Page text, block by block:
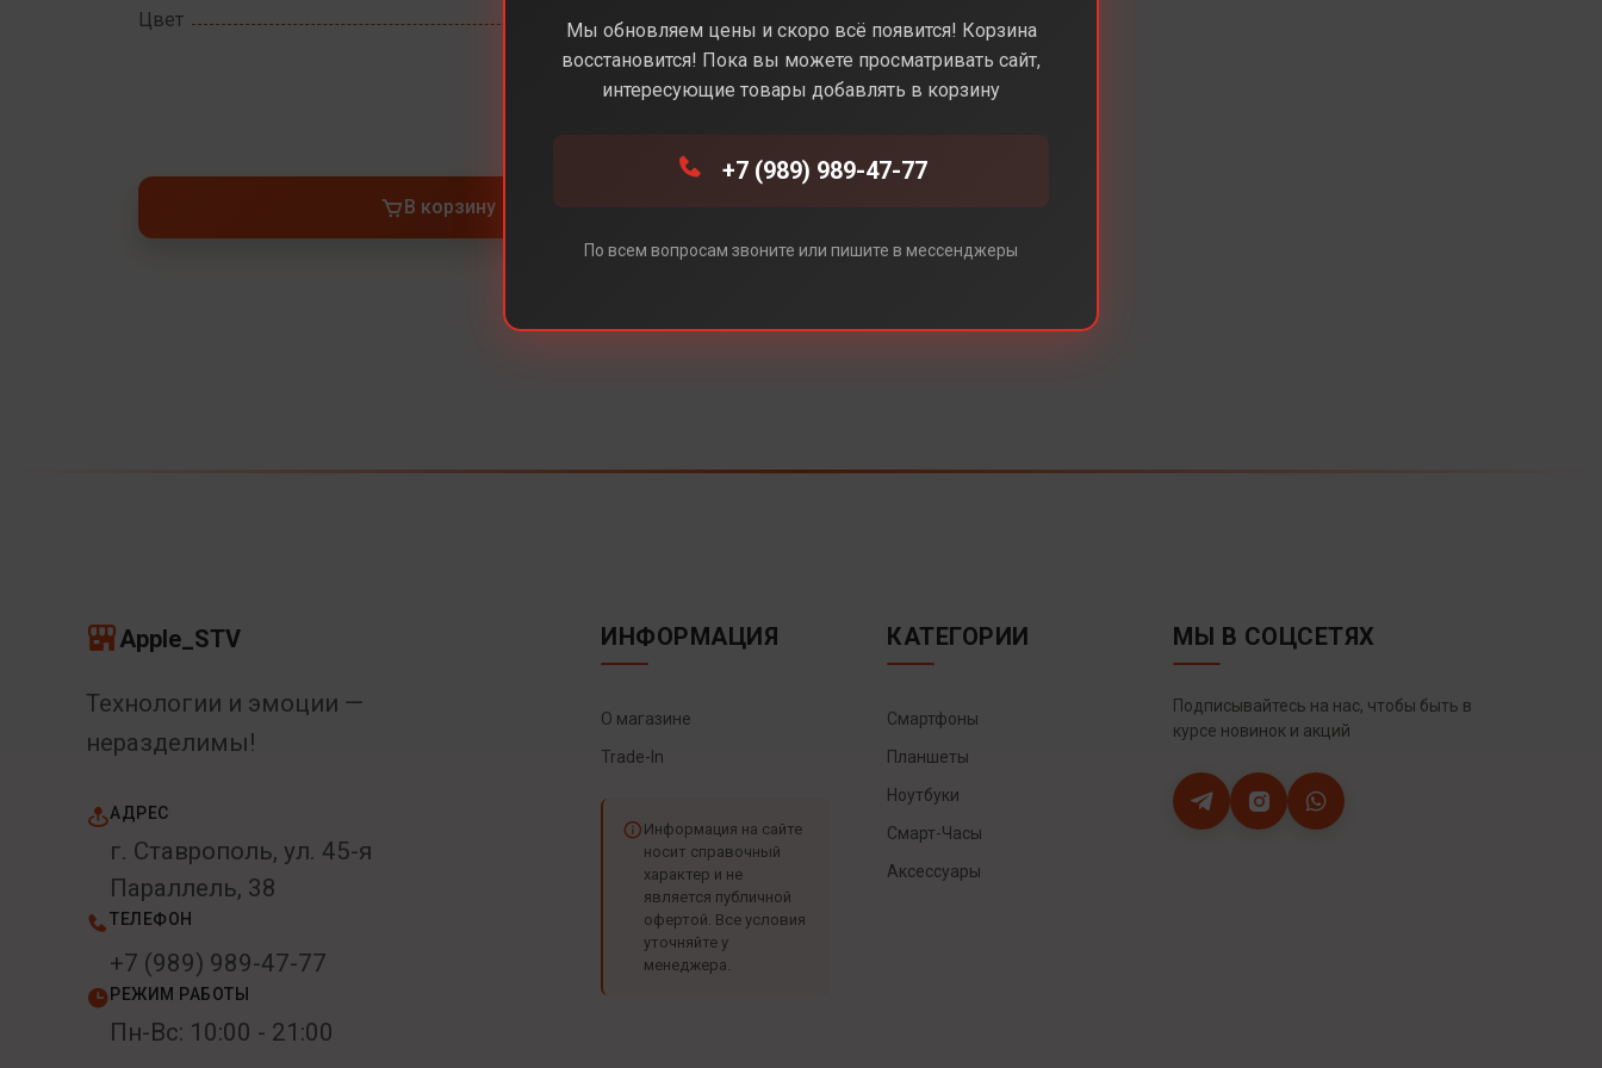
Цвет Black(Черный)
Под заказ
В корзину
Apple_STV
Технологии и эмоции —
неразделимы!
АДРЕС
г. Ставрополь, ул. 45-я
Параллель, 38
ТЕЛЕФОН
+7 (989) 989-47-77
РЕЖИМ РАБОТЫ
Пн-Вс: 10:00 - 21:00
ИНФОРМАЦИЯ
О магазине
Trade-In
Информация на сайте
носит справочный
характер и не
является публичной
офертой. Все условия
уточняйте у
менеджера.
КАТЕГОРИИ
Смартфоны
Планшеты
Ноутбуки
Смарт-Часы
Аксессуары
МЫ В СОЦСЕТЯХ
Подписывайтесь на нас, чтобы быть в
курсе новинок и акций
Мы обновляем цены и скоро всё появится! Корзина
восстановится! Пока вы можете просматривать сайт,
интересующие товары добавлять в корзину
+7 (989) 989-47-77
По всем вопросам звоните или пишите в мессенджеры